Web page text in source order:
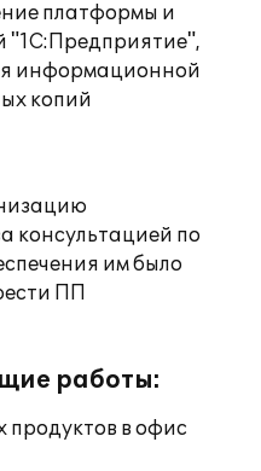
платформы и
"1С:Предприятие",
информационной
копий
консультацией по
им было
ПП
работы:
в офис